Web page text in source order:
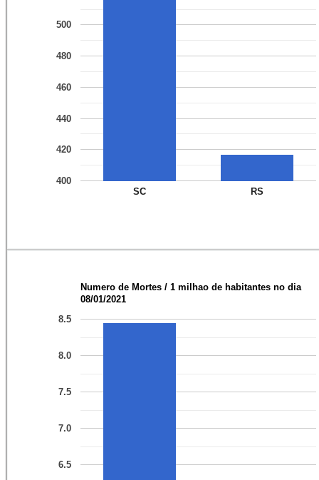
SC RS
400
420
440
460
480
500
Numero de Mortes / 1 milhao de habitantes no dia
08/01/2021
6.5
7.0
7.5
8.0
8.5